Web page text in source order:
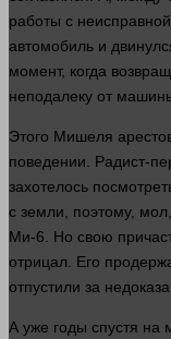
работы с
автомобиль и
момент, когда
неподалеку от
Этого Мишеля
поведении. Радист-
захотелось
с земли, поэтому,
Ми-6. Но свою
отрицал. Его
отпустили за
А уже годы спустя на